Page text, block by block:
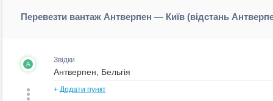
Перевезти вантаж Антверпен — Київ (відстань
A Звідки
+ Додати пункт